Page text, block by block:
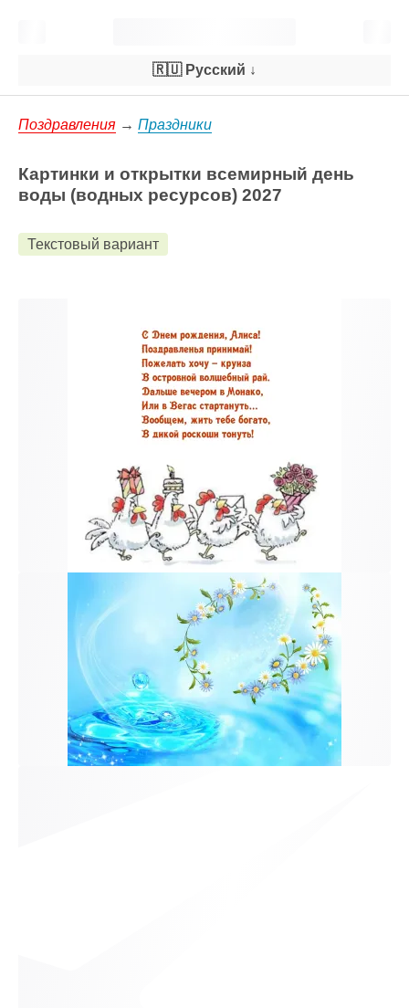
🇷🇺 Русский ↓
Поздравления → Праздники
Картинки и открытки всемирный день
воды (водных ресурсов) 2027
Текстовый вариант
и пришлем поздравление!